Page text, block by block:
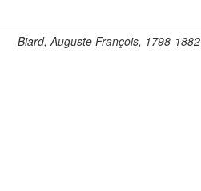
Biard, Auguste François, 1798-1882